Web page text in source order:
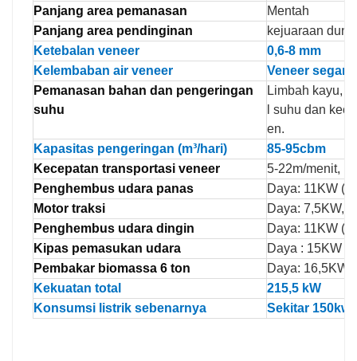
Panjang area pemanasan
Mentah
Panjang area pendinginan
kejuaraan
Ketebalan veneer
0,6-8 mm
Kelembaban air veneer
Veneer segar
Pemanasan bahan dan pengeringan
suhu
Limbah kayu,
l suhu dan
en.
Kapasitas pengeringan (m³/hari)
85-95cbm
Kecepatan transportasi veneer
5-22m/menit,
Penghembus udara panas
Daya: 11KW
Motor traksi
Daya: 7,5KW,
Penghembus udara dingin
Daya: 11KW (1
Kipas pemasukan udara
Daya : 15KW
Pembakar biomassa 6 ton
Daya: 16,5KW
Kekuatan total
215,5 kW
Konsumsi listrik sebenarnya
Sekitar